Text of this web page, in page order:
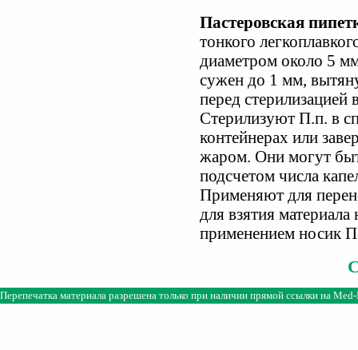
Пастеровская
тонкого
диаметром около 5
сужен до 1 мм,
перед стерилизацией
Стерилизуют П.п. в
контейнерах или
жаром. Они могут
подсчетом числа
Применяют для
для взятия
применением носик
Перепечатка материала разрешена только при наличии прямой ссылки на